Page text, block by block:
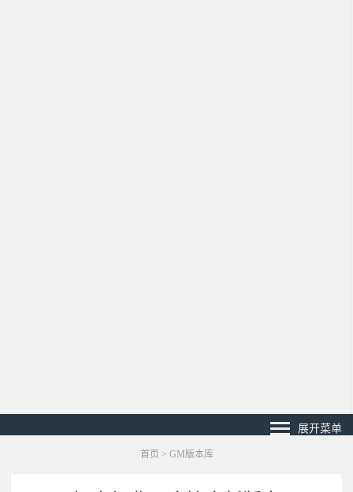
展开菜单
首页 > GM版本库